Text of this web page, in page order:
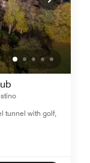
tunnel with golf,